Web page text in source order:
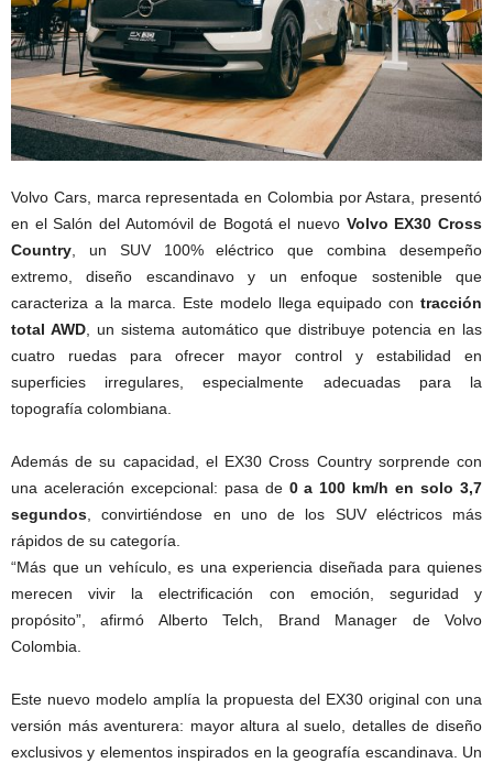
Volvo Cars, marca representada en Colombia por Astara, presentó
en el Salón del Automóvil de Bogotá el nuevo Volvo EX30 Cross
Country, un SUV 100% eléctrico que combina desempeño
extremo, diseño escandinavo y un enfoque sostenible que
caracteriza a la marca. Este modelo llega equipado con tracción
total AWD, un sistema automático que distribuye potencia en las
cuatro ruedas para ofrecer mayor control y estabilidad en
superficies irregulares, especialmente adecuadas para la
topografía colombiana.
Además de su capacidad, el EX30 Cross Country sorprende con
una aceleración excepcional: pasa de 0 a 100 km/h en solo 3,7
segundos, convirtiéndose en uno de los SUV eléctricos más
rápidos de su categoría.
“Más que un vehículo, es una experiencia diseñada para quienes
merecen vivir la electrificación con emoción, seguridad y
propósito”, afirmó Alberto Telch, Brand Manager de Volvo
Colombia.
Este nuevo modelo amplía la propuesta del EX30 original con una
versión más aventurera: mayor altura al suelo, detalles de diseño
exclusivos y elementos inspirados en la geografía escandinava. Un